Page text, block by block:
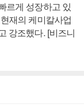
르게 성장하고 있
재의 케미칼사업
강조했다. [비즈니